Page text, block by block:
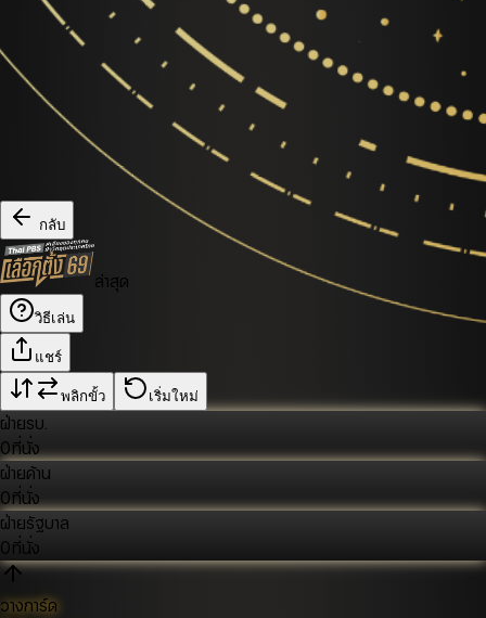
กลับ
ล่าสุด
วิธีเล่น
แชร์
พลิกขั้ว เริ่มใหม่
ฝ่ายรบ.
0ที่นั่ง
ฝ่ายค้าน
0ที่นั่ง
ฝ่ายรัฐบาล
0ที่นั่ง
วางการ์ด